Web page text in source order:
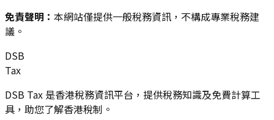
免責聲明： 本網站僅提供一般稅務資訊，不構成專業稅務建
議。
DSB
Tax
DSB Tax 是香港稅務資訊平台，提供稅務知識及免費計算工
具，助您了解香港稅制。